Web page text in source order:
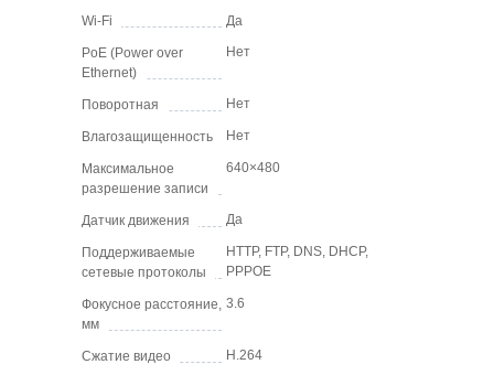
Wi-Fi Да
PoE (Power over
Ethernet)
Нет
Поворотная Нет
Влагозащищенность Нет
Максимальное
разрешение записи
640×480
Датчик движения Да
Поддерживаемые
сетевые протоколы
HTTP, FTP, DNS, DHCP,
PPPOE
Фокусное расстояние,
мм
3.6
Сжатие видео H.264